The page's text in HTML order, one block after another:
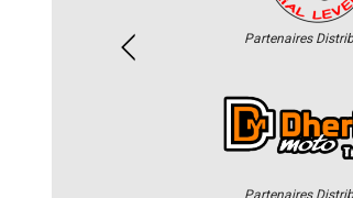
Partenaires
Partenaires